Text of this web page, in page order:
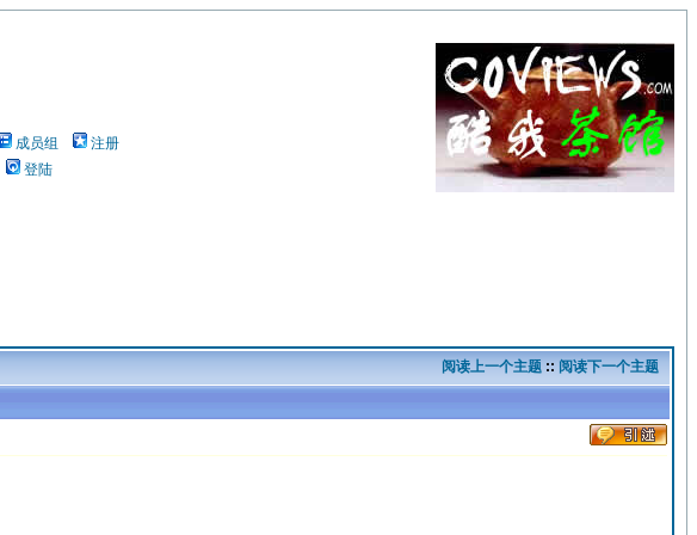
成员组
注册
登陆
阅读上一个主题 :: 阅读下一个主题